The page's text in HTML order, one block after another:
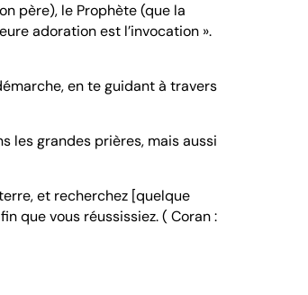
père), le Prophète (que la
adoration est l’invocation ».
en te guidant à travers
les grandes prières, mais aussi
et recherchez [quelque
que vous réussissiez. ( Coran :